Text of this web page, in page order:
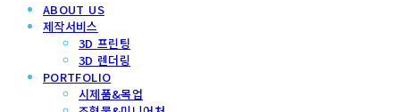
ABOUT US
제작서비스
3D 프린팅
3D 렌더링
PORTFOLIO
시제품&목업